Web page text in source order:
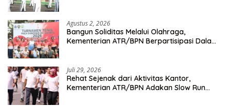
Agustus 2, 2026
Bangun Soliditas Melalui Olahraga,
Kementerian ATR/BPN Berpartisipasi Dalam
Juli 29, 2026
Rehat Sejenak dari Aktivitas Kantor,
Kementerian ATR/BPN Adakan Slow Run